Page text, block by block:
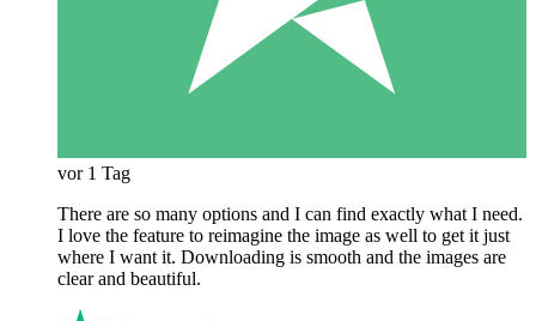
vor 1 Tag
There are so many options and I can find exactly what I need.
I love the feature to reimagine the image as well to get it just
where I want it. Downloading is smooth and the images are
clear and beautiful.